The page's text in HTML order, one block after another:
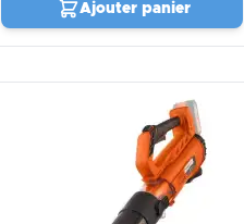
Ajouter panier